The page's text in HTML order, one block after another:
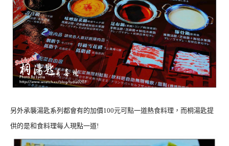
另外承襲湯匙系列都會有的加價100元可點一道熱食料理，而桐湯匙提
供的是和食料理每人現點一道!